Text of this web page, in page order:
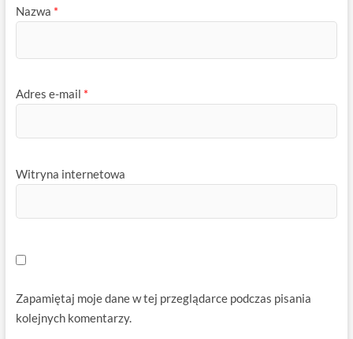
Nazwa *
Adres e-mail *
Witryna internetowa
Zapamiętaj moje dane w tej przeglądarce podczas pisania
kolejnych komentarzy.